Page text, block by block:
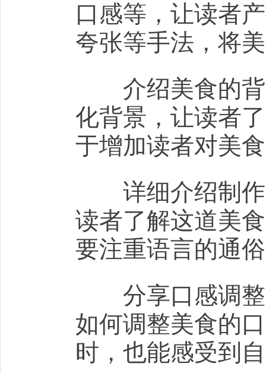
口感等，让读者
夸张等手法，将
介绍美食的背
化背景，让读者
于增加读者对美
详细介绍制作
读者了解这道美
要注重语言的通
分享口感调整
如何调整美食的
时，也能感受到